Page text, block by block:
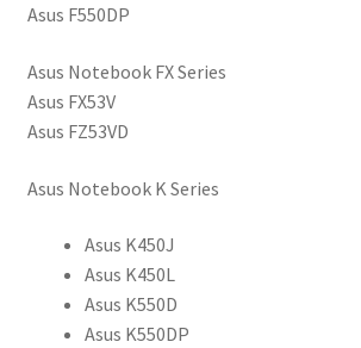
Asus F550DP
Asus Notebook FX Series
Asus FX53V
Asus FZ53VD
Asus Notebook K Series
Asus K450J
Asus K450L
Asus K550D
Asus K550DP